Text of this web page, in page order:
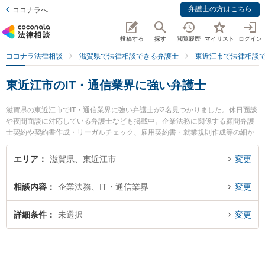
ココナラへ 弁護士の方はこちら
投稿する 探す 閲覧履歴 マイリスト ログイン
ココナラ法律相談 滋賀県で法律相談できる弁護士 東近江市で法律相談
東近江市のIT・通信業界に強い弁護士
滋賀県の東近江市でIT・通信業界に強い弁護士が2名見つかりました。休日面談
や夜間面談に対応している弁護士なども掲載中。企業法務に関係する顧問弁護
士契約や契約書作成・リーガルチェック、雇用契約書・就業規則作成等の細か
な分野での絞り込み検索もでき便利です。特にことう法律事務所の藤田 祐介弁
護士や八日市法律事務所の湯浅 浩明弁護士のプロフィール情報や弁護士費用、
強みなどが注目されています。『東近江市で土日や夜間に発生したIT・通信業
の実績豊富な近くの弁護士を検索したい』『初回相談無料でIT・通信業界を法
律相談できる東近江市内の弁護士に相談予約したい』などでお困りの相談者さ
んにおすすめです。
エリア 滋賀県、東近江市 変更
相談内容 企業法務、IT・通信業界 変更
詳細条件 未選択 変更